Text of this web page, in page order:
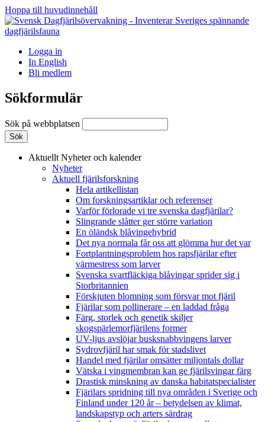
Hoppa till huvudinnehåll
Logga in
In English
Bli medlem
Sökformulär
Sök på webbplatsen
Aktuellt Nyheter och kalender
Nyheter
Aktuell fjärilsforskning
Hela artikellistan
Om forskningsartiklar och referenser
Varför förlorade vi tre svenska dagfjärilar?
Slingrande slåtter ger större variation
En öländsk blåvingehybrid
Det nya normala får oss att glömma hur det var
Fortplantningsproblem hos rapsfjärilar efter
värmestress som larver
Svenska svartfläckiga blåvingar sprider sig i
Storbritannien
Förskjuten blomning som försvar mot fjäril
Fjärilar som pollinerare – en laddad fråga
Färg, storlek och genetik skiljer
skogspärlemorfjärilens former
UV-ljus avslöjar busksnabbvingens larver
Sydrovfjäril har smak för stadslivet
Handel med fjärilar omsätter miljontals dollar
Vätska i vingmembran kan ge fjärilsvingar färg
Drastisk minskning av danska habitatspecialister
Fjärilars spridning till nya områden i Sverige och
Finland under 120 år– betydelsen av klimat,
landskapstyp och arters särdrag